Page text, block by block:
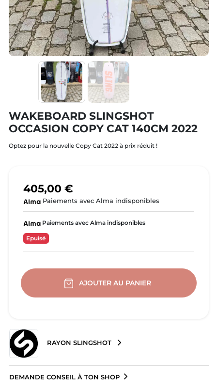
WAKEBOARD SLINGSHOT
OCCASION COPY CAT 140CM 2022
Optez pour la nouvelle Copy Cat 2022 à prix réduit !
405,00 €
Paiements avec Alma indisponibles
Paiements avec Alma indisponibles
Epuisé
AJOUTER AU PANIER
RAYON SLINGSHOT
DEMANDE CONSEIL À TON SHOP